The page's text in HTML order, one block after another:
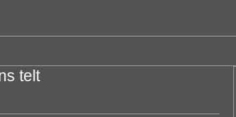
telt